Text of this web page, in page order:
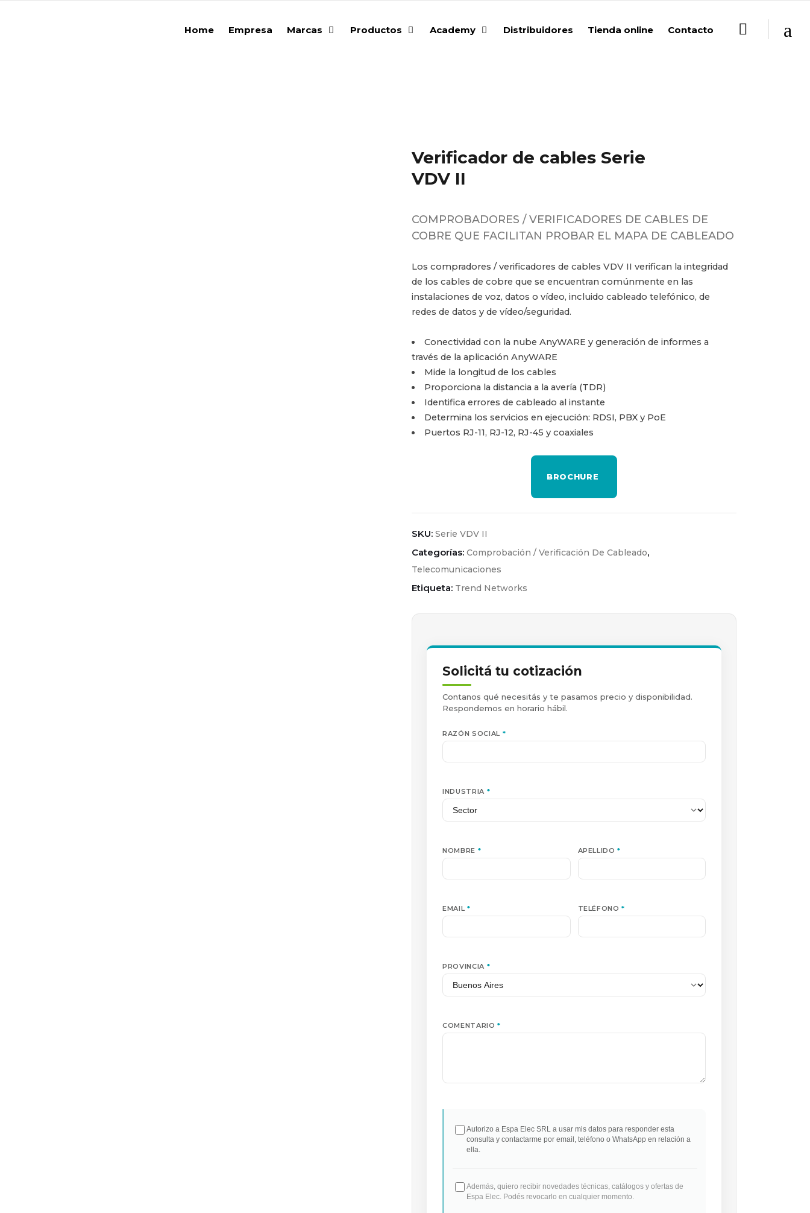
Home Empresa Marcas Productos Academy Distribuidores Tienda online Contacto
Verificador de cables Serie
VDV II
COMPROBADORES / VERIFICADORES DE CABLES DE
COBRE QUE FACILITAN PROBAR EL MAPA DE CABLEADO
Los compradores / verificadores de cables VDV II verifican la integridad
de los cables de cobre que se encuentran comúnmente en las
instalaciones de voz, datos o vídeo, incluido cableado telefónico, de
redes de datos y de vídeo/seguridad.
Conectividad con la nube AnyWARE y generación de informes a
través de la aplicación AnyWARE
Mide la longitud de los cables
Proporciona la distancia a la avería (TDR)
Identifica errores de cableado al instante
Determina los servicios en ejecución: RDSI, PBX y PoE
Puertos RJ-11, RJ-12, RJ-45 y coaxiales
BROCHURE
SKU: Serie VDV II
Categorías: Comprobación / Verificación De Cableado,
Telecomunicaciones
Etiqueta: Trend Networks
Solicitá tu cotización
Contanos qué necesitás y te pasamos precio y disponibilidad.
Respondemos en horario hábil.
RAZÓN SOCIAL *
INDUSTRIA *
NOMBRE * APELLIDO*
EMAIL * TELÉFONO*
PROVINCIA *
COMENTARIO*
Autorizo a Espa Elec SRL a usar mis datos para responder esta
consulta y contactarme por email, teléfono o WhatsApp en relación a
ella.
Además, quiero recibir novedades técnicas, catálogos y ofertas de
Espa Elec. Podés revocarlo en cualquier momento.